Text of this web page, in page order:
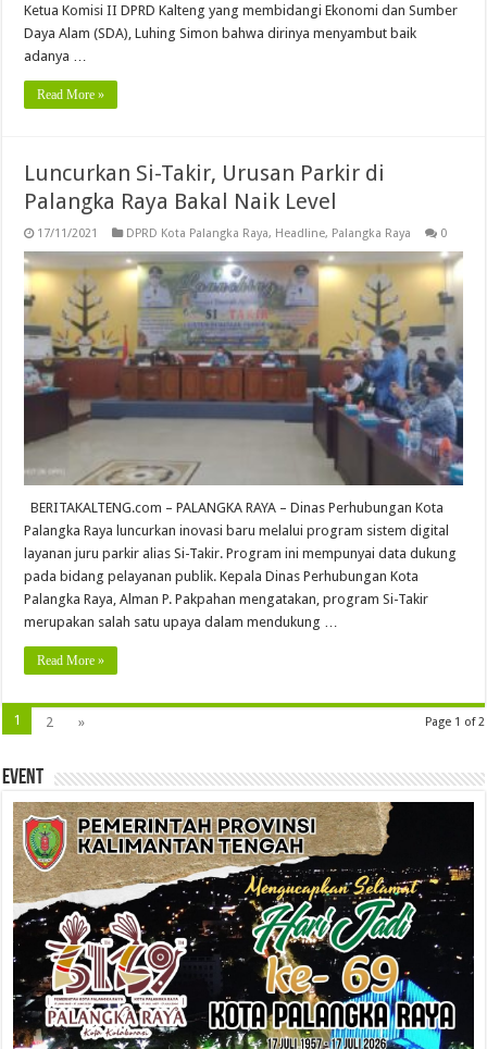
Ketua Komisi II DPRD Kalteng yang membidangi Ekonomi dan Sumber
Daya Alam (SDA), Luhing Simon bahwa dirinya menyambut baik
adanya …
Read More »
Luncurkan Si-Takir, Urusan Parkir di
Palangka Raya Bakal Naik Level
17/11/2021 DPRD Kota Palangka Raya, Headline, Palangka Raya 0
BERITAKALTENG.com – PALANGKA RAYA – Dinas Perhubungan Kota
Palangka Raya luncurkan inovasi baru melalui program sistem digital
layanan juru parkir alias Si-Takir. Program ini mempunyai data dukung
pada bidang pelayanan publik. Kepala Dinas Perhubungan Kota
Palangka Raya, Alman P. Pakpahan mengatakan, program Si-Takir
merupakan salah satu upaya dalam mendukung …
Read More »
Page 1 of 2
1 2 »
Event